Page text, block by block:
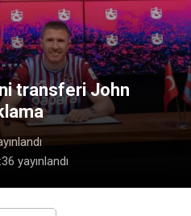
transferi John
yayınlandı